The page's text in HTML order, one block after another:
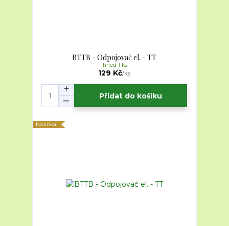
BTTB - Odpojovač el. - TT
129 Kč/ks
ihned 1 ks
Přidat do košíku
Novinka